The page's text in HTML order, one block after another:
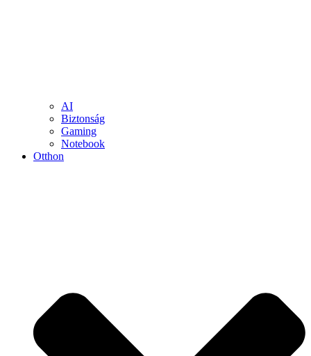
AI
Biztonság
Gaming
Notebook
Otthon